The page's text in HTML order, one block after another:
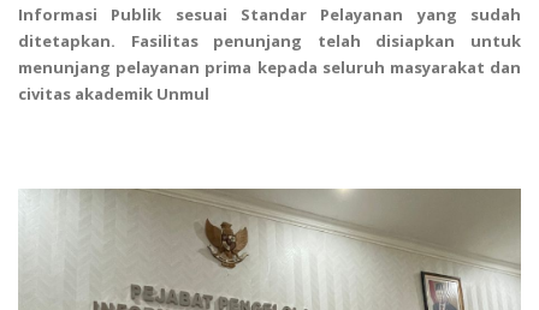
Informasi Publik sesuai Standar Pelayanan yang sudah
ditetapkan. Fasilitas penunjang telah disiapkan untuk
menunjang pelayanan prima kepada seluruh masyarakat dan
civitas akademik Unmul